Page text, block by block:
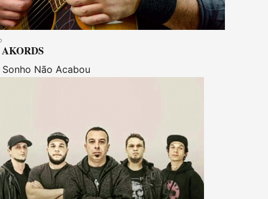
Sonho Não Acabou